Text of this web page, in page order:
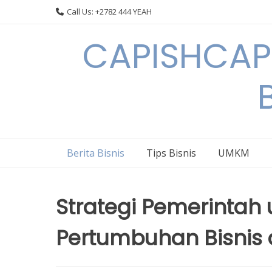
Call Us: +2782 444 YEAH
Berita Bisnis Tips Bisnis UMKM
Strategi
Pertumbuhan Bisnis